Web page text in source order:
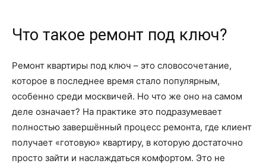
Что такое ремонт под ключ?
Ремонт квартиры под ключ – это словосочетание,
которое в последнее время стало популярным,
особенно среди москвичей. Но что же оно на самом
деле означает? На практике это подразумевает
полностью завершённый процесс ремонта, где клиент
получает «готовую» квартиру, в которую достаточно
просто зайти и наслаждаться комфортом. Это не